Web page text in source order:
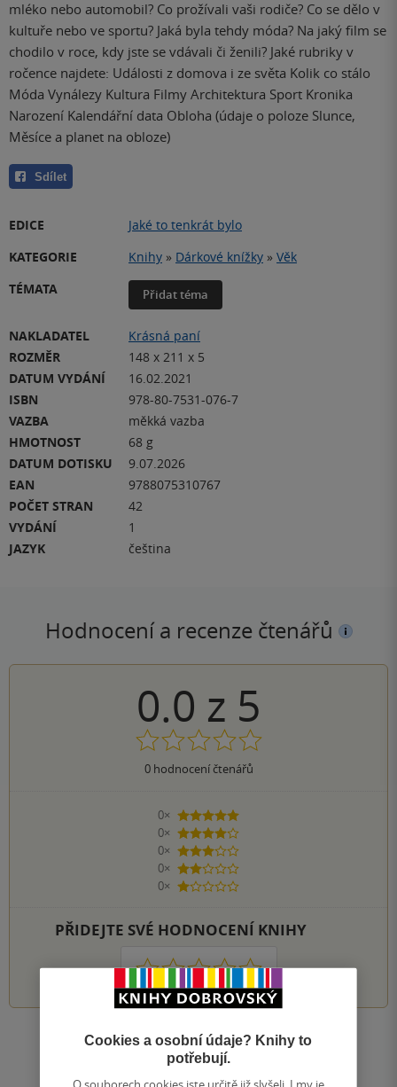
mléko nebo automobil? Co prožívali vaši rodiče? Co se dělo v
kultuře nebo ve sportu? Jaká byla tehdy móda? Na jaký film se
chodilo v roce, kdy jste se vdávali či ženili? Jaké rubriky v
ročence najdete: Události z domova i ze světa Kolik co stálo
Móda Vynálezy Kultura Filmy Architektura Sport Kronika
Narození Kalendářní data Obloha (údaje o poloze Slunce,
Měsíce a planet na obloze)
Sdílet
EDICE
Jaké to tenkrát bylo
KATEGORIE
Knihy » Dárkové knížky » Věk
TÉMATA
Přidat téma
NAKLADATEL
Krásná paní
ROZMĚR
148 x 211 x 5
DATUM VYDÁNÍ
16.02.2021
ISBN
978-80-7531-076-7
VAZBA
měkká vazba
HMOTNOST
68 g
DATUM DOTISKU
9.07.2026
EAN
9788075310767
POČET STRAN
42
VYDÁNÍ
1
JAZYK
čeština
Hodnocení a recenze čtenářů
0.0 z 5
0hodnocení čtenářů
0×
5 hvězdiček
0×
4 hvězdičky
0×
3 hvězdičky
0×
2 hvězdičky
0×
1 hvezdička
PŘIDEJTE SVÉ HODNOCENÍ KNIHY
1 2 3 4 5
Zobrazit všechna hodnocení
Cookies a osobní údaje? Knihy to
potřebují.